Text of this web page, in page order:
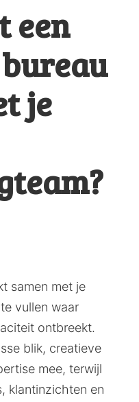
een
je
samen met je
vullen waar
ontbreekt.
blik, creatieve
mee, terwijl
klantinzichten en